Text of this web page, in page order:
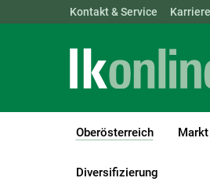
Landwirtschaftskammern:
Kontakt & Service Karriere
Oberösterreich
(current)1
Diversifizierung
LK Oberösterreich